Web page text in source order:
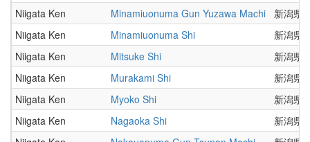
Niigata Ken
Minamiuonuma Gun Yuzawa Machi
新潟県
Niigata Ken
Minamiuonuma Shi
新潟県
Niigata Ken
Mitsuke Shi
新潟県
Niigata Ken
Murakami Shi
新潟県
Niigata Ken
Myoko Shi
新潟県
Niigata Ken
Nagaoka Shi
新潟県